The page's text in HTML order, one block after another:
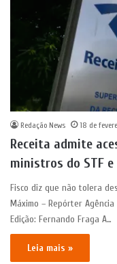
Redação News 18 de
Receita admite
ministros do STF
Fisco diz que não tolera
Máximo – Repórter
Edição: Fernando Fraga A…
Leia mais »